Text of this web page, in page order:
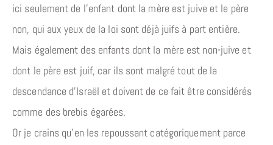
ici seulement de l’enfant dont la mère est juive et le père
non, qui aux yeux de la loi sont déjà juifs à part entière.
Mais également des enfants dont la mère est non-juive et
dont le père est juif, car ils sont malgré tout de la
descendance d’Israël et doivent de ce fait être considérés
comme des brebis égarées.
Or je crains qu’en les repoussant catégoriquement parce